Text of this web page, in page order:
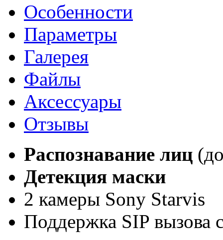
Особенности
Параметры
Галерея
Файлы
Аксессуары
Отзывы
Распознавание лиц
Детекция маски
2 камеры Sony Starvis
Поддержка SIP вызова